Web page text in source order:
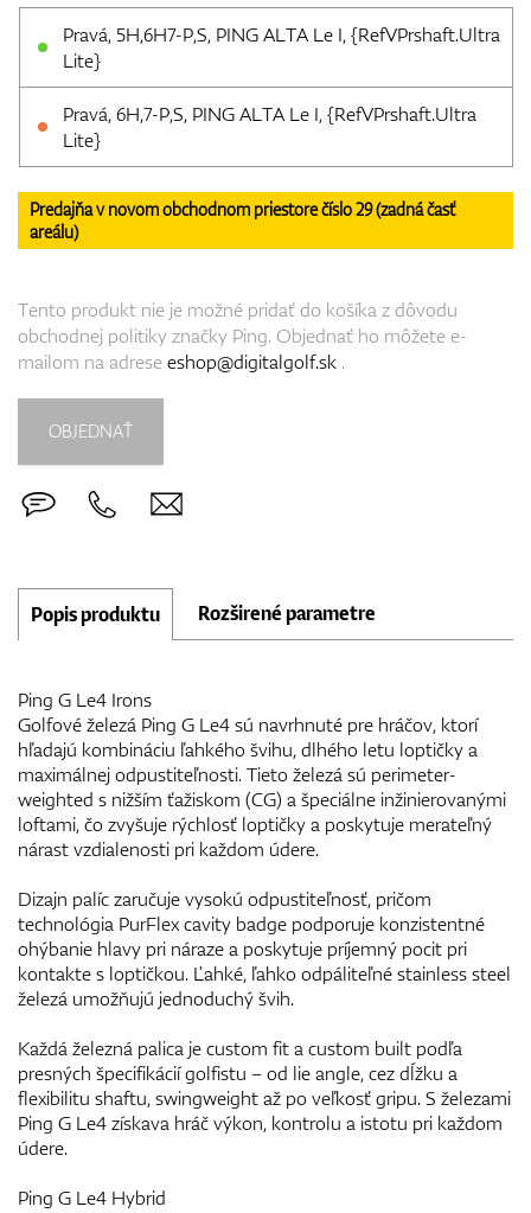
Pravá, 5H,6H7-P,S, PING ALTA Le I, {RefVPrshaft.Ultra
Lite}
Pravá, 6H,7-P,S, PING ALTA Le I, {RefVPrshaft.Ultra
Lite}
Predajňa v novom obchodnom priestore číslo 29 (zadná časť
areálu)
Tento produkt nie je možné pridať do košíka z dôvodu
obchodnej politiky značky Ping. Objednať ho môžete e-
mailom na adreseeshop@digitalgolf.sk .
OBJEDNAŤ
Popis produktu Rozširené parametre
Ping G Le4 Irons
Golfové železá Ping G Le4 sú navrhnuté pre hráčov, ktorí
hľadajú kombináciu ľahkého švihu, dlhého letu loptičky a
maximálnej odpustiteľnosti. Tieto železá sú perimeter-
weighted s nižším ťažiskom (CG) a špeciálne inžinierovanými
loftami, čo zvyšuje rýchlosť loptičky a poskytuje merateľný
nárast vzdialenosti pri každom údere.
Dizajn palíc zaručuje vysokú odpustiteľnosť, pričom
technológia PurFlex cavity badge podporuje konzistentné
ohýbanie hlavy pri náraze a poskytuje príjemný pocit pri
kontakte s loptičkou. Ľahké, ľahko odpáliteľné stainless steel
železá umožňujú jednoduchý švih.
Každá železná palica je custom fit a custom built podľa
presných špecifikácií golfistu – od lie angle, cez dĺžku a
flexibilitu shaftu, swingweight až po veľkosť gripu. S železami
Ping G Le4 získava hráč výkon, kontrolu a istotu pri každom
údere.
Ping G Le4 Hybrid